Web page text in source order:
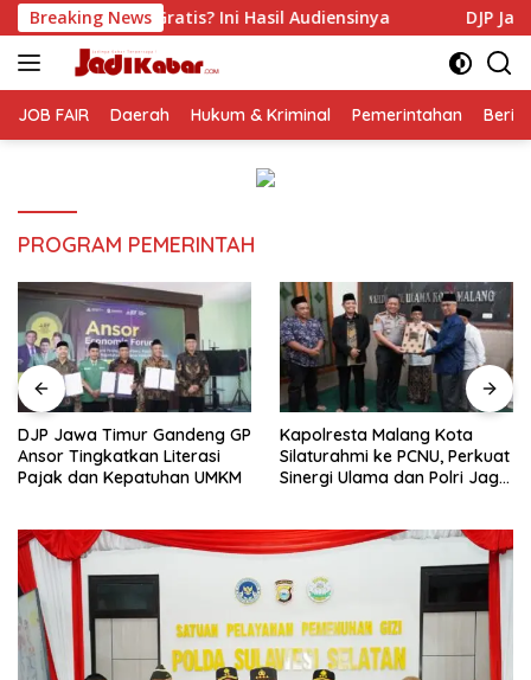
Langsung
ke
konten
Breaking News
Ini Hasil Audiensinya DJP Jawa Timur Gandeng
JOB FAIR Daerah Hukum & Kriminal Pemerintahan
PROGRAM PEMERINTAH
DJP Jawa Timur Gandeng GP
Ansor Tingkatkan Literasi
Pajak dan Kepatuhan UMKM
Kapolresta Malang Kota
Silaturahmi ke PCNU, Perkuat
Sinergi Ulama dan Polri Jaga